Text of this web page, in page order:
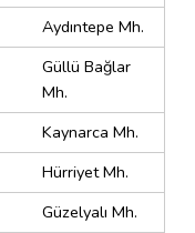
Aydıntepe Mh.
Güllü Bağlar
Mh.
Kaynarca Mh.
Hürriyet Mh.
Güzelyalı Mh.